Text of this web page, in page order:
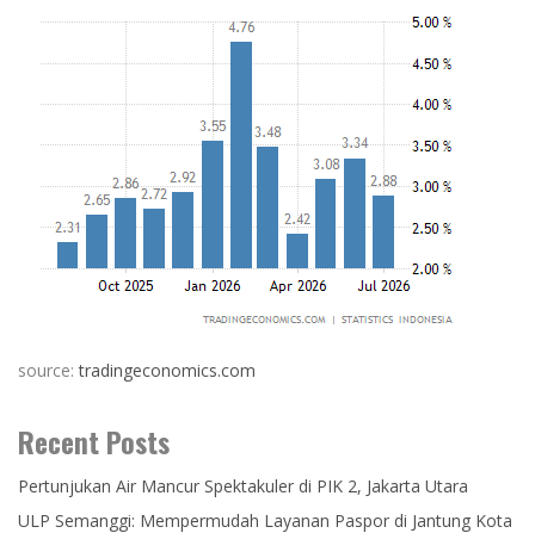
source:tradingeconomics.com
Recent Posts
Pertunjukan Air Mancur Spektakuler di PIK 2, Jakarta Utara
ULP Semanggi: Mempermudah Layanan Paspor di Jantung Kota